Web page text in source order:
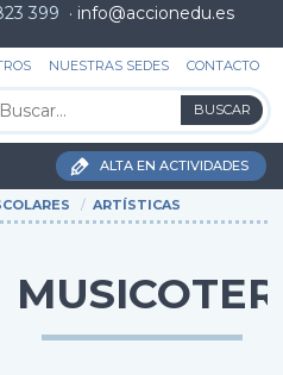
399 · info@accionedu.es
NUESTRAS SEDES CONTACTO
ALTA EN ACTIVIDADES
ARTÍSTICAS